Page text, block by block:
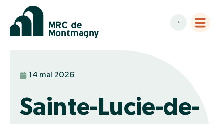
14 mai 2026
Sainte-Lucie-de-